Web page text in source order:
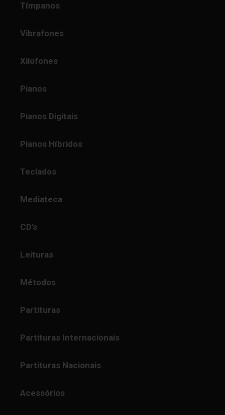
Tímpanos
Vibrafones
Xilofones
Pianos
Pianos Digitais
Pianos Híbridos
Teclados
Mediateca
CD's
Leituras
Métodos
Partituras
Partituras Internacionais
Partituras Nacionais
Acessórios